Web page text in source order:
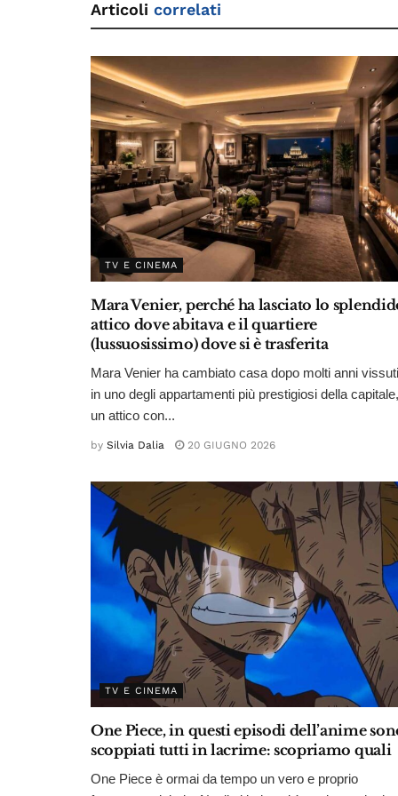
Articoli correlati
TV E CINEMA
Mara Venier, perché ha lasciato lo
attico dove abitava e il quartiere
(lussuosissimo) dove si è trasferita
Mara Venier ha cambiato casa dopo molti anni vissuti
in uno degli appartamenti più prestigiosi della capitale,
un attico con...
by Silvia Dalia 20 GIUGNO 2026
TV E CINEMA
One Piece, in questi episodi dell’anime
scoppiati tutti in lacrime: scopriamo quali
One Piece è ormai da tempo un vero e proprio